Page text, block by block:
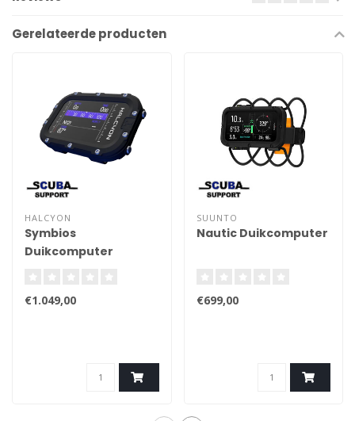
Gerelateerde producten
HALCYON
Symbios
Duikcomputer
€1.049,00
SUUNTO
Nautic Duikcomputer
€699,00